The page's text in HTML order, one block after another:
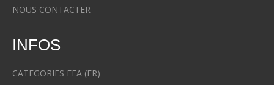
NOUS CONTACTER
INFOS
CATEGORIES FFA (FR)